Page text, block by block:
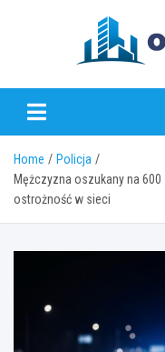
Home
Policja
Mężczyzna oszukany na
ostrożność w sieci